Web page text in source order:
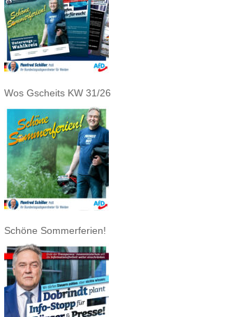
Wos Gscheits KW 31/26
Schöne Sommerferien!